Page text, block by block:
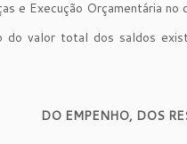
e Execução Orçamentária
do valor total dos saldos
DO EMPENHO, DOS